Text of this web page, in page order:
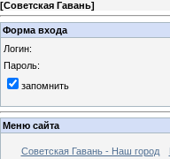
[Советская Гавань]
Форма входа
Логин:
Пароль:
запомнить
Меню сайта
Советская Гавань - Наш город